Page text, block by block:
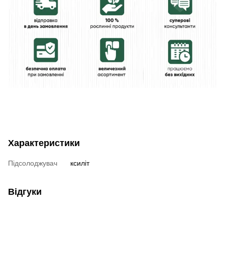
Характеристики
Підсолоджувач ксиліт
Відгуки